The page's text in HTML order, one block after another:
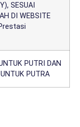
SESUAI
DI WEBSITE
PUTRI DAN
PUTRA